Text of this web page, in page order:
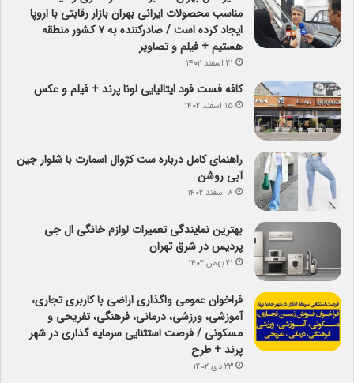
مناسب محصولات ایرانی بهران بازار رقابتی با اروپا
ایجاد کرده است / صادرکننده به ۷ کشور منطقه
هستیم + فیلم و تصاویر
۲۱ اسفند ۱۴۰۲
کافه فست فود ایتالیایی لونا پرند + فیلم و عکس
۱۵ اسفند ۱۴۰۲
راهنمای کامل درباره ست کژوال اسمارت با شلوار جین
آبی روشن
۸ اسفند ۱۴۰۲
بهترین نمایندگی تعمیرات لوازم خانگی ال جی
پردیس در شرق تهران
۲۱ بهمن ۱۴۰۲
فراخوان عمومی واگذاری اراضی با کاربری تجاری،
آموزشی، ورزشی، درمانی، فرهنگی، تفریحی و
مسکونی / فرصت استثنایی سرمایه گذاری در شهر
پرند + طرح
۲۳ دی ۱۴۰۲